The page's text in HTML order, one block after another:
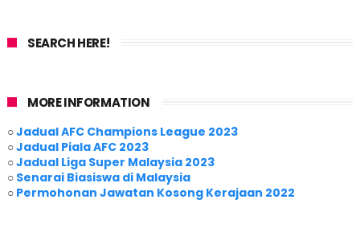
SEARCH HERE!
MORE INFORMATION
○Jadual AFC Champions League 2023
○Jadual Piala AFC 2023
○Jadual Liga Super Malaysia 2023
○ Senarai Biasiswa di Malaysia
○ Permohonan Jawatan Kosong Kerajaan 2022